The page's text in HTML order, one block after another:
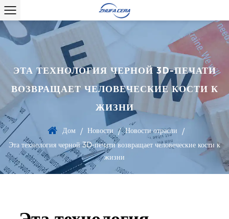
ЭТА ТЕХНОЛОГИЯ ЧЕРНОЙ 3D-ПЕЧАТИ
ВОЗВРАЩАЕТ ЧЕЛОВЕЧЕСКИЕ КОСТИ К
ЖИЗНИ
Дом / Новости / Новости отрасли /
Эта технология черной 3D-печати возвращает человеческие кости к
жизни